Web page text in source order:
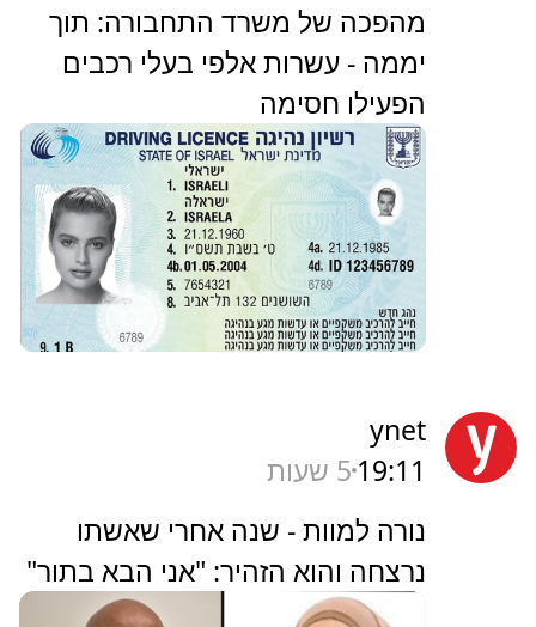
מהפכה של משרד התחבורה: תוך
יממה - עשרות אלפי בעלי רכבים
הפעילו חסימה
ynet
19:11 5 שעות
נורה למוות - שנה אחרי שאשתו
נרצחה והוא הזהיר: "אני הבא בתור"